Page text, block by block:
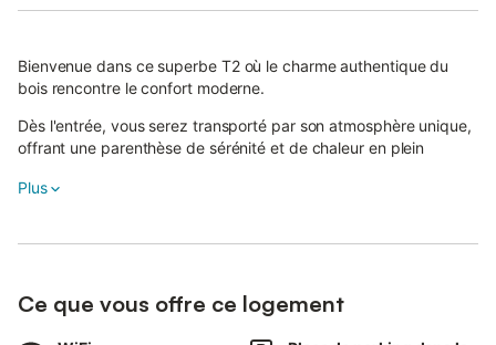
Bienvenue dans ce superbe T2 où le charme authentique du
bois rencontre le confort moderne.
Dès l'entrée, vous serez transporté par son atmosphère unique,
offrant une parenthèse de sérénité et de chaleur en plein
Une chambre séparée cocooning avec un lit double confortable,
dressing et bureau.
Plus
Ce que vous offre ce logement